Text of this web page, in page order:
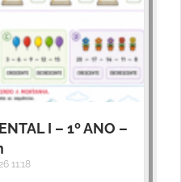
I – 1º ANO –
11:18